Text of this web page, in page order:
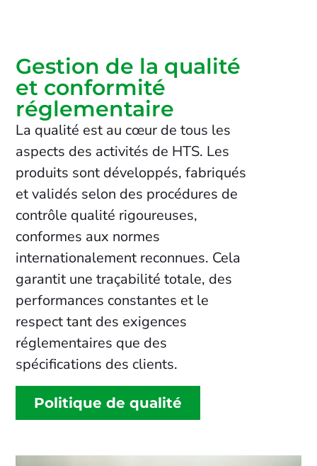
Gestion de la qualité
et conformité
réglementaire
La qualité est au cœur de tous les
aspects des activités de HTS. Les
produits sont développés, fabriqués
et validés selon des procédures de
contrôle qualité rigoureuses,
conformes aux normes
internationalement reconnues. Cela
garantit une traçabilité totale, des
performances constantes et le
respect tant des exigences
réglementaires que des
spécifications des clients.
Politique de qualité